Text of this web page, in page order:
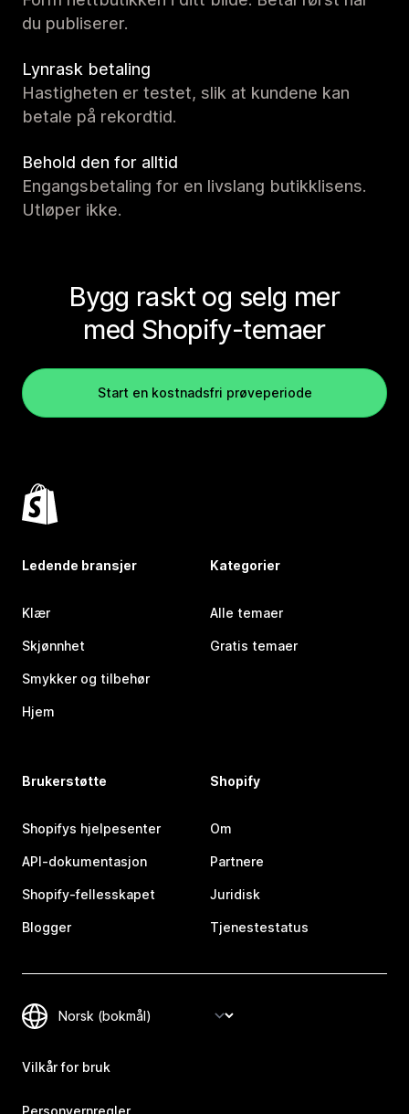
du publiserer.
Lynrask betaling
Hastigheten er testet, slik at kundene kan
betale på rekordtid.
Behold den for alltid
Engangsbetaling for en livslang butikklisens.
Utløper ikke.
Bygg raskt og selg mer
med Shopify-temaer
Start en kostnadsfri prøveperiode
Ledende bransjer
Klær
Skjønnhet
Smykker og tilbehør
Hjem
Kategorier
Alle temaer
Gratis temaer
Brukerstøtte
Shopifys hjelpesenter
API-dokumentasjon
Shopify-fellesskapet
Blogger
Shopify
Om
Partnere
Juridisk
Tjenestestatus
Vilkår for bruk